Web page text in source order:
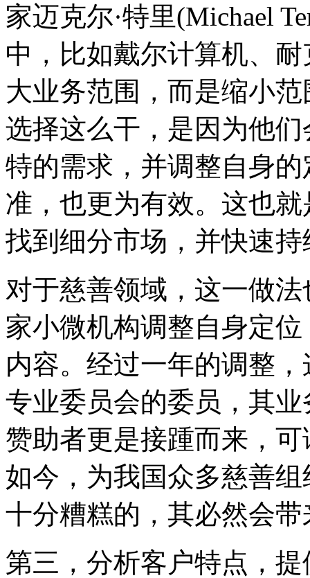
家迈克尔·特里(Michael
中，比如戴尔计算机、
大业务范围，而是缩小
选择这么干，是因为他
特的需求，并调整自身
准，也更为有效。这也
找到细分市场，并快速
对于慈善领域，这一做
家小微机构调整自身定
内容。经过一年的调整
专业委员会的委员，其
赞助者更是接踵而来，
如今，为我国众多慈善
十分糟糕的，其必然会
第三，分析客户特点，